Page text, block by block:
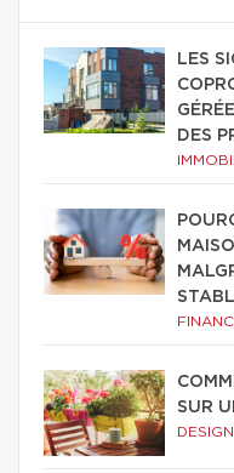
LES
DES
SUR
DESIGN